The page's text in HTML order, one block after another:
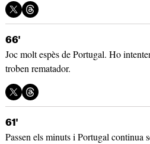
66'
Joc molt espès de Portugal. Ho
troben rematador.
61'
Passen els minuts i Portugal continua